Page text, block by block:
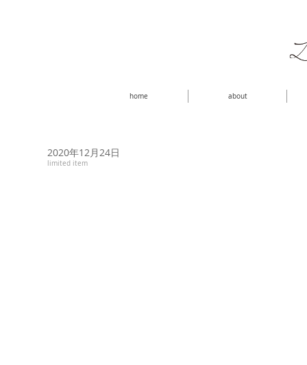
home about
limited item
2020年12月24日